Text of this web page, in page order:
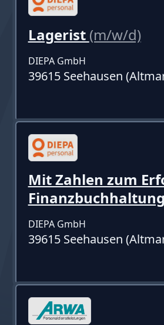
Lagerist (m/w/d)
DIEPA GmbH
39615 Seehausen
Mit Zahlen zum
Finanzbuchhaltung
DIEPA GmbH
39615 Seehausen